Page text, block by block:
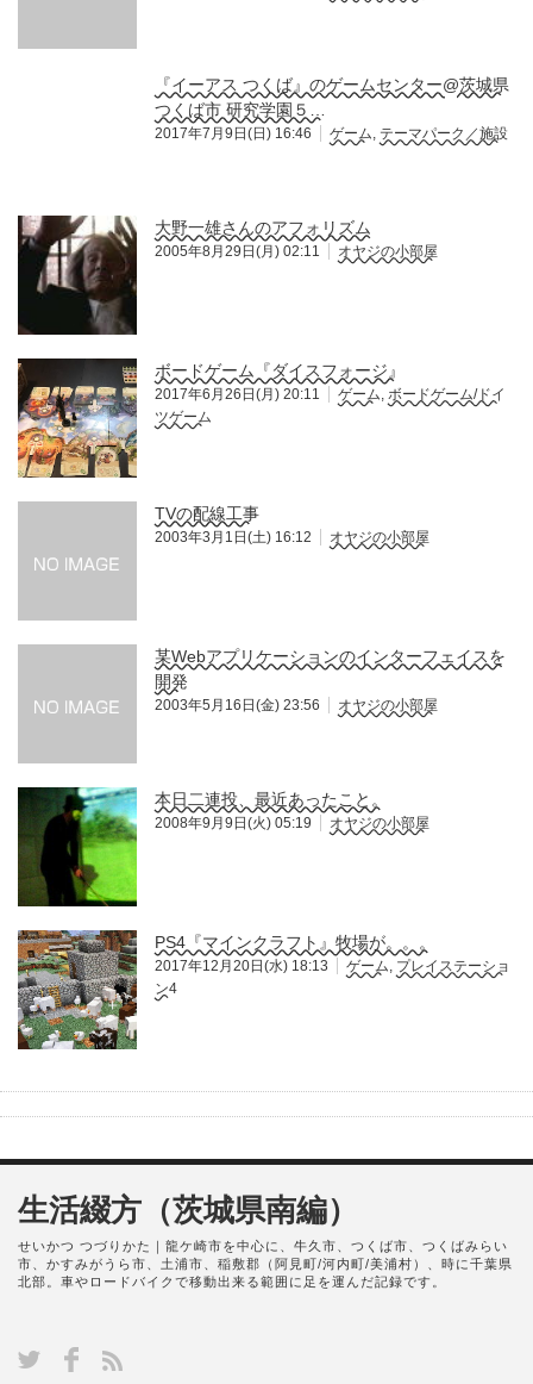
『イーアス つくば』のゲームセンター@茨城県
つくば市 研究学園５…
2017年7月9日(日) 16:46 ゲーム, テーマパーク／施設
大野一雄さんのアフォリズム
2005年8月29日(月) 02:11 オヤジの小部屋
ボードゲーム『ダイスフォージ』
2017年6月26日(月) 20:11 ゲーム, ボードゲーム/ドイ
ツゲーム
TVの配線工事
2003年3月1日(土) 16:12 オヤジの小部屋
某Webアプリケーションのインターフェイスを
開発
2003年5月16日(金) 23:56 オヤジの小部屋
本日二連投、最近あったこと。
2008年9月9日(火) 05:19 オヤジの小部屋
PS4『マインクラフト』牧場が。。。
2017年12月20日(水) 18:13 ゲーム, プレイステーショ
ン4
生活綴方（茨城県南編）
せいかつ つづりかた｜龍ケ崎市を中心に、牛久市、つくば市、つくばみらい
市、かすみがうら市、土浦市、稲敷郡（阿見町/河内町/美浦村）、時に千葉県
北部。車やロードバイクで移動出来る範囲に足を運んだ記録です。